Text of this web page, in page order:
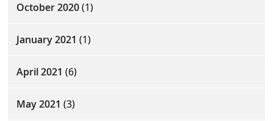
October 2020(1)
January 2021 (1)
April 2021 (6)
May 2021 (3)